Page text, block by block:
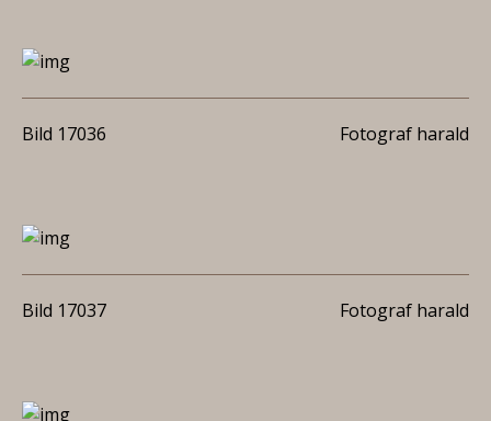
Bild 17036 Fotograf harald
Bild 17037 Fotograf harald